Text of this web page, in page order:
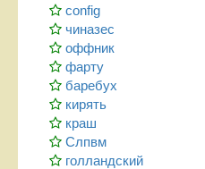
config
чиназес
оффник
фарту
баребух
кирять
краш
Слпвм
голландский